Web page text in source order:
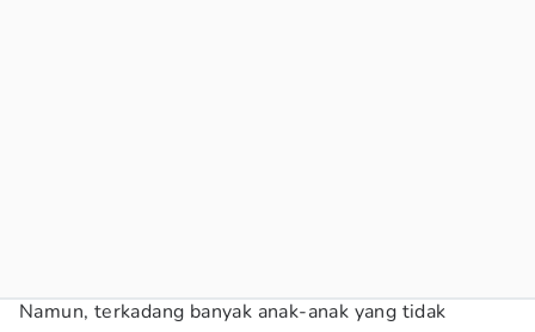
Namun, terkadang banyak anak-anak yang tidak